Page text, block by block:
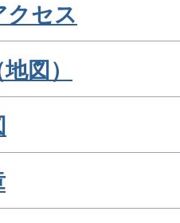
クセス
図）